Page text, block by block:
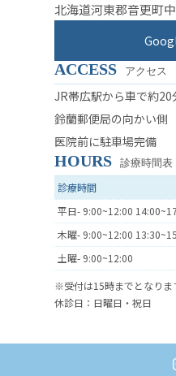
北海道河東郡音更町
ACCESS アクセス
JR帯広駅から車で約20
鈴蘭郵便局の向かい側
医院前に駐車場完備
HOURS 診療時間表
診療時間
平日- 9:00~12:00
木曜- 9:00~12:00
土曜- 9:00~12:00
※受付は15時までとなりま
休診日：日曜日・祝日